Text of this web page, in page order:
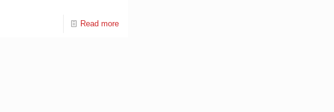
Read more